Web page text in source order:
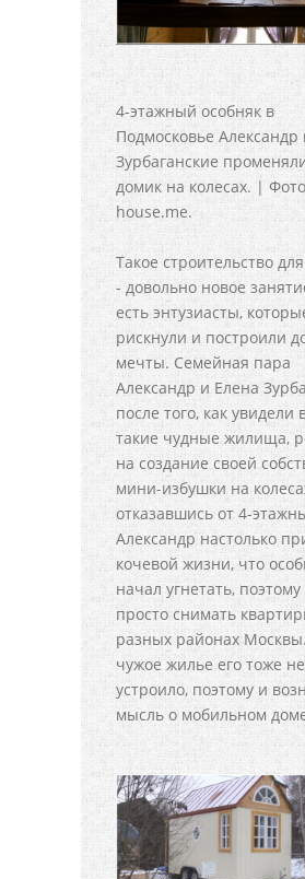
4-этажный особняк в
Подмосковье Александр
Зурбаганские
домик на колесах. |
house.me.
Такое строительство
- довольно новое
есть энтузиасты,
рискнули и построили
мечты. Семейная пара
Александр и Елена
после того, как увидели
такие чудные жилища,
на создание своей
мини-избушки на
отказавшись от 4-
Александр настолько
кочевой жизни, что
начал угнетать, поэтому
просто снимать
разных районах
чужое жилье его тоже не
устроило, поэтому и
мысль о мобильном